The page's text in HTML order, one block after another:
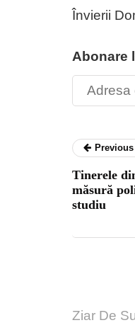
Învierii
Abonare
Previous
Tinerele
măsură
studiu
Ziar De